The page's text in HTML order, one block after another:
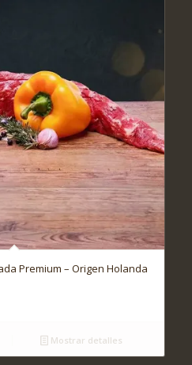
Premium – Origen Holanda
Mostrar detalles